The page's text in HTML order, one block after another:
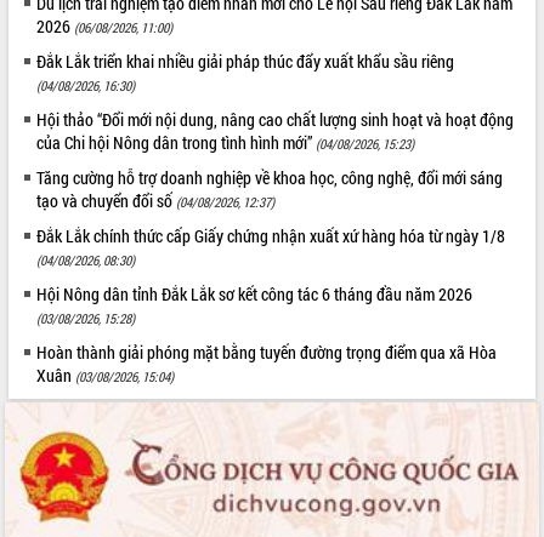
UBND tỉnh họp báo định kỳ tháng 4
năm 2026
Hội thảo khoa học “Giải pháp thúc đẩy
phát triển nền kinh tế xanh tại tỉnh
Đắk Lắk”
Tăng cường giám sát, đôn đốc thực
hiện nhiệm vụ quản lý tài sản công
hàng tuần
Tháo gỡ những vướng mắc, đẩy mạnh
công tác cải cách thủ tục hành chính
tại Trung tâm Phục vụ hành chính
công tỉnh
Đắk Lắk: Tôn vinh 46 giải pháp tại Hội
thi Sáng tạo Kỹ thuật 2024 - 2025
Đắk Lắk rà soát, điều chỉnh Đề án 190
Phó Chủ tịch UBND tỉnh Đắk Lắk
Trương Công Thái kiểm tra thực địa
Dự án cao tốc Khánh Hòa - Buôn Ma
Thuột
2026 (06/08/2026, 11:00)
Đắk Lắk triển khai nhiều giải pháp thúc đẩy xuất khẩu sầu riêng
(04/08/2026, 16:30)
Hội thảo “Đổi mới nội dung, nâng cao chất lượng sinh hoạt và hoạt động
của Chi hội Nông dân trong tình hình mới” (04/08/2026, 15:23)
Tăng cường hỗ trợ doanh nghiệp về khoa học, công nghệ, đổi mới sáng
tạo và chuyển đổi số (04/08/2026, 12:37)
Đắk Lắk chính thức cấp Giấy chứng nhận xuất xứ hàng hóa từ ngày 1/8
(04/08/2026, 08:30)
Hội Nông dân tỉnh Đắk Lắk sơ kết công tác 6 tháng đầu năm 2026
(03/08/2026, 15:28)
Hoàn thành giải phóng mặt bằng tuyến đường trọng điểm qua xã Hòa
Xuân (03/08/2026, 15:04)